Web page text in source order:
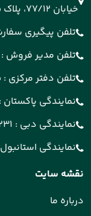
خیابان 77/12، پلاک 5-قهوه دنیلوس
تلفن پیگیری
تلفن مدیر فروش :
تلفن دفتر مرکزی :
نمایندگی پاکستان :
نمایندگی دبی :
نمایندگی
نقشه سایت
درباره ما